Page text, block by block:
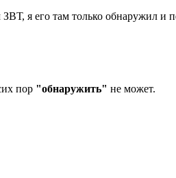
я его там только обнаружил и
пор "обнаружить" не может.